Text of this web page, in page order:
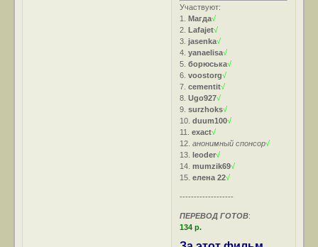
Участвуют:
1.Магда√
2.Lafajet√
3.jasenka√
4.yanaelisa√
5.борюська√
6.voostorg√
7.cementit√
8.Ugo927√
9.surzhoks√
10.duum100√
11.exact√
12.анонимный спонсор√
13.leoder√
14.mumzik69√
15.елена 22√
-------------------
ПЕРЕВОД ГОТОВ:
134 р.